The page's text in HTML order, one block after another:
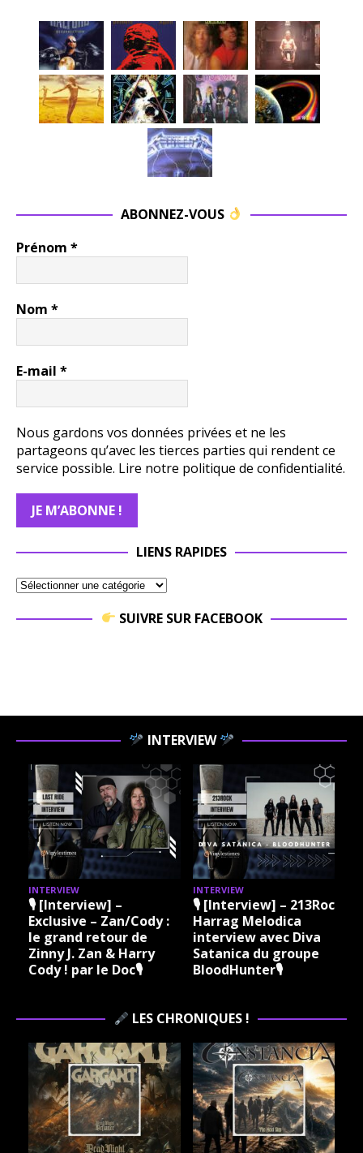
ABONNEZ-VOUS
Prénom *
Nom *
E-mail *
Nous gardons vos données privées et ne les
partageons qu’avec les tierces parties qui rendent ce
service possible. Lire notre politique de confidentialité.
LIENS RAPIDES
SUIVRE SUR FACEBOOK
INTERVIEW
INTERVIEW
🎙 [Interview] –
Exclusive – Zan/Cody :
le grand retour de
Zinny J. Zan & Harry
Cody ! par le Doc🎙
INTERVIEW
🎙 [Interview] – 213Rock
Harrag Melodica
interview avec Diva
Satanica du groupe
BloodHunter🎙
LES CHRONIQUES !